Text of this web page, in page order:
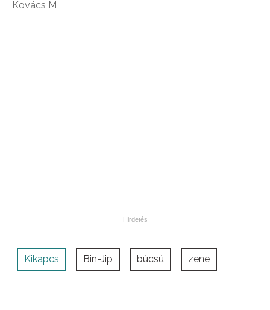
Kovács M
Kikapcs Bin-Jip búcsú zene